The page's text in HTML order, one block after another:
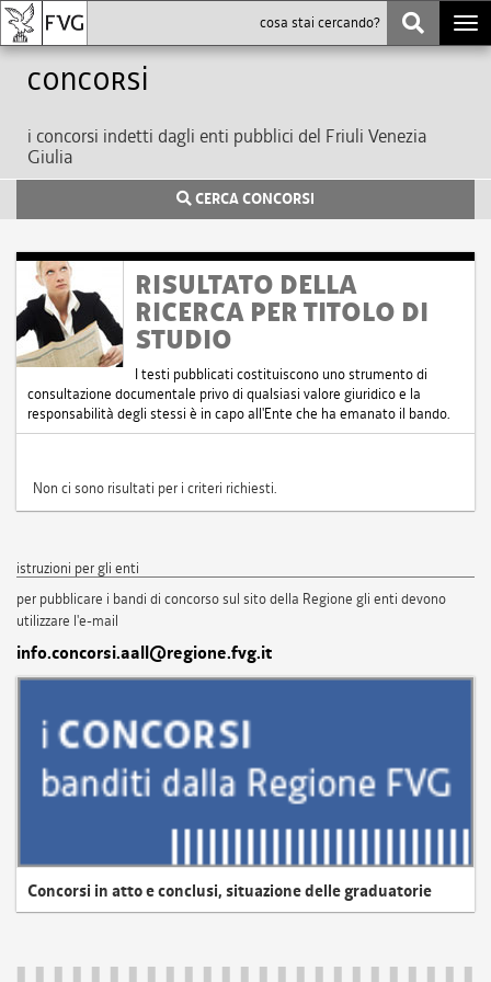
Concorsi
i concorsi indetti dagli enti pubblici del Friuli Venezia
Giulia
CERCA CONCORSI
RISULTATO DELLA
RICERCA PER TITOLO DI
STUDIO
I testi pubblicati costituiscono uno strumento di
consultazione documentale privo di qualsiasi valore giuridico e la
responsabilità degli stessi è in capo all'Ente che ha emanato il bando.
Non ci sono risultati per i criteri richiesti.
istruzioni per gli enti
per pubblicare i bandi di concorso sul sito della Regione gli enti devono
utilizzare l'e-mail
info.concorsi.aall@regione.fvg.it
Concorsi in atto e conclusi, situazione delle graduatorie